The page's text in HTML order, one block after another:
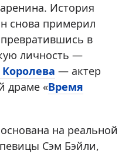
История
снова примерил
в
личность —
Королева — актер
драме «Время
на реальной
Сэм Бэйли,